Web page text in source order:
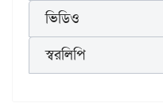
ভিডিও
স্বরলিপি